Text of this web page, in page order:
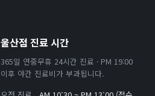
울산점 진료 시간
365일 연중무휴 24시간 진료 · PM 19:00
이후 야간 진료비가 부과됩니다.